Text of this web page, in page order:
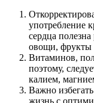
употребление
сердца
овощи, фрукты
Витаминов,
поэтому,
калием,
Важно